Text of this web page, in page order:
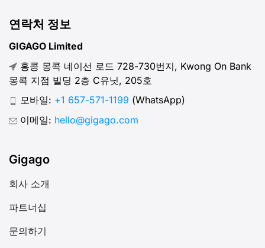
연락처 정보
GIGAGO Limited
홍콩 몽콕 네이선 로드 728-730번지, Kwong On Bank
몽콕 지점 빌딩 2층 C유닛, 205호
모바일: +1 657-571-1199 (WhatsApp)
이메일: hello@gigago.com
Gigago
회사 소개
파트너십
문의하기